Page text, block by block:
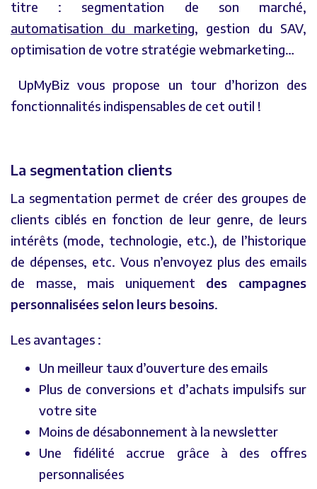
titre : segmentation de son marché,
automatisation du marketing, gestion du SAV,
optimisation de votre stratégie webmarketing…
UpMyBiz vous propose un tour d’horizon des
fonctionnalités indispensables de cet outil !
La segmentation clients
La segmentation permet de créer des groupes de
clients ciblés en fonction de leur genre, de leurs
intérêts (mode, technologie, etc.), de l’historique
de dépenses, etc. Vous n’envoyez plus des emails
de masse, mais uniquement des campagnes
personnalisées selon leurs besoins.
Les avantages :
Un meilleur taux d’ouverture des emails
Plus de conversions et d’achats impulsifs sur
votre site
Moins de désabonnement à la newsletter
Une fidélité accrue grâce à des offres
personnalisées